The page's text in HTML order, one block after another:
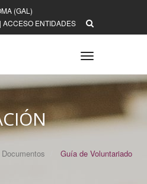
(GAL)
| ACCESO ENTIDADES
Toggle
navigation
Documentos Guía de Voluntariado